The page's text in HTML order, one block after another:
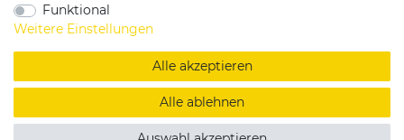
Widerrufsrecht | Datenschutzerklärung | AGB | Impressum
Copyright by König Design
DESIGNED BYKS-COMMERCE
Funktional
Weitere Einstellungen
Alle akzeptieren
Alle ablehnen